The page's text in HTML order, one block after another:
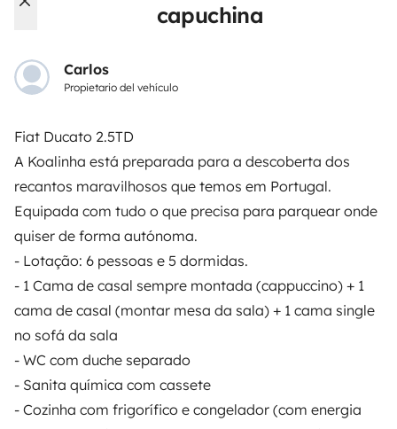
capuchina
Carlos
Propietario del vehículo
Fiat Ducato 2.5TD
A Koalinha está preparada para a descoberta dos
recantos maravilhosos que temos em Portugal.
Equipada com tudo o que precisa para parquear onde
quiser de forma autónoma.
- Lotação: 6 pessoas e 5 dormidas.
- 1 Cama de casal sempre montada (cappuccino) + 1
cama de casal (montar mesa da sala) + 1 cama single
no sofá da sala
- WC com duche separado
- Sanita química com cassete
- Cozinha com frigorífico e congelador (com energia
Vehículos similares cerca de Amora
Autocaravana Capuchina
SEIXAL
4 viajeros
5,0
Best Owner
A partir de
101 €
4,5
Best Owner